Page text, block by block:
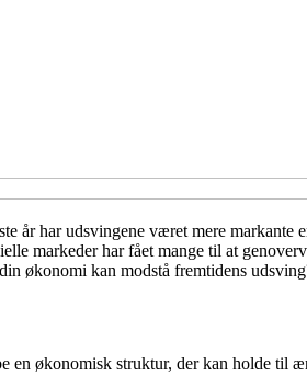
har udsvingene været mere markante
markeder har fået mange til at
økonomi kan modstå fremtidens
økonomisk struktur, der kan holde til